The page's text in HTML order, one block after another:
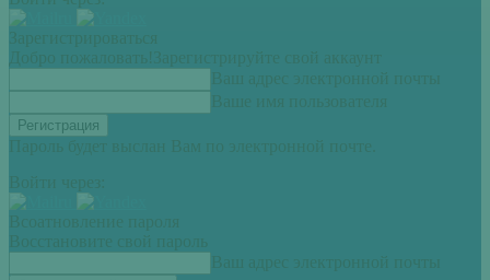
Зарегистрироваться
Добро пожаловать! Зарегистрируйте свой аккаунт
Ваш адрес электронной почты
Ваше имя пользователя
Пароль будет выслан Вам по электронной почте.
Войти через:
Всоатновление пароля
Восстановите свой пароль
Ваш адрес электронной почты